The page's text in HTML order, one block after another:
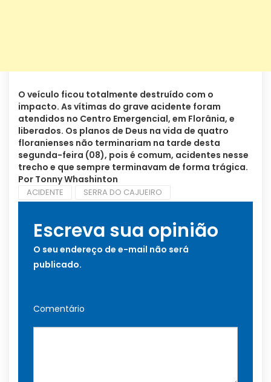
O veículo ficou totalmente destruído com o
impacto. As vítimas do grave acidente foram
atendidos no Centro Emergencial, em Florânia, e
liberados. Os planos de Deus na vida de quatro
floranienses não terminariam na tarde desta
segunda-feira (08), pois é comum, acidentes nesse
trecho e que sempre terminavam de forma trágica.
Por Tonny Whashinton
ACIDENTE SERRA DO CAJUEIRO
Escreva sua opinião
O seu endereço de e-mail não será
publicado.
Comentário